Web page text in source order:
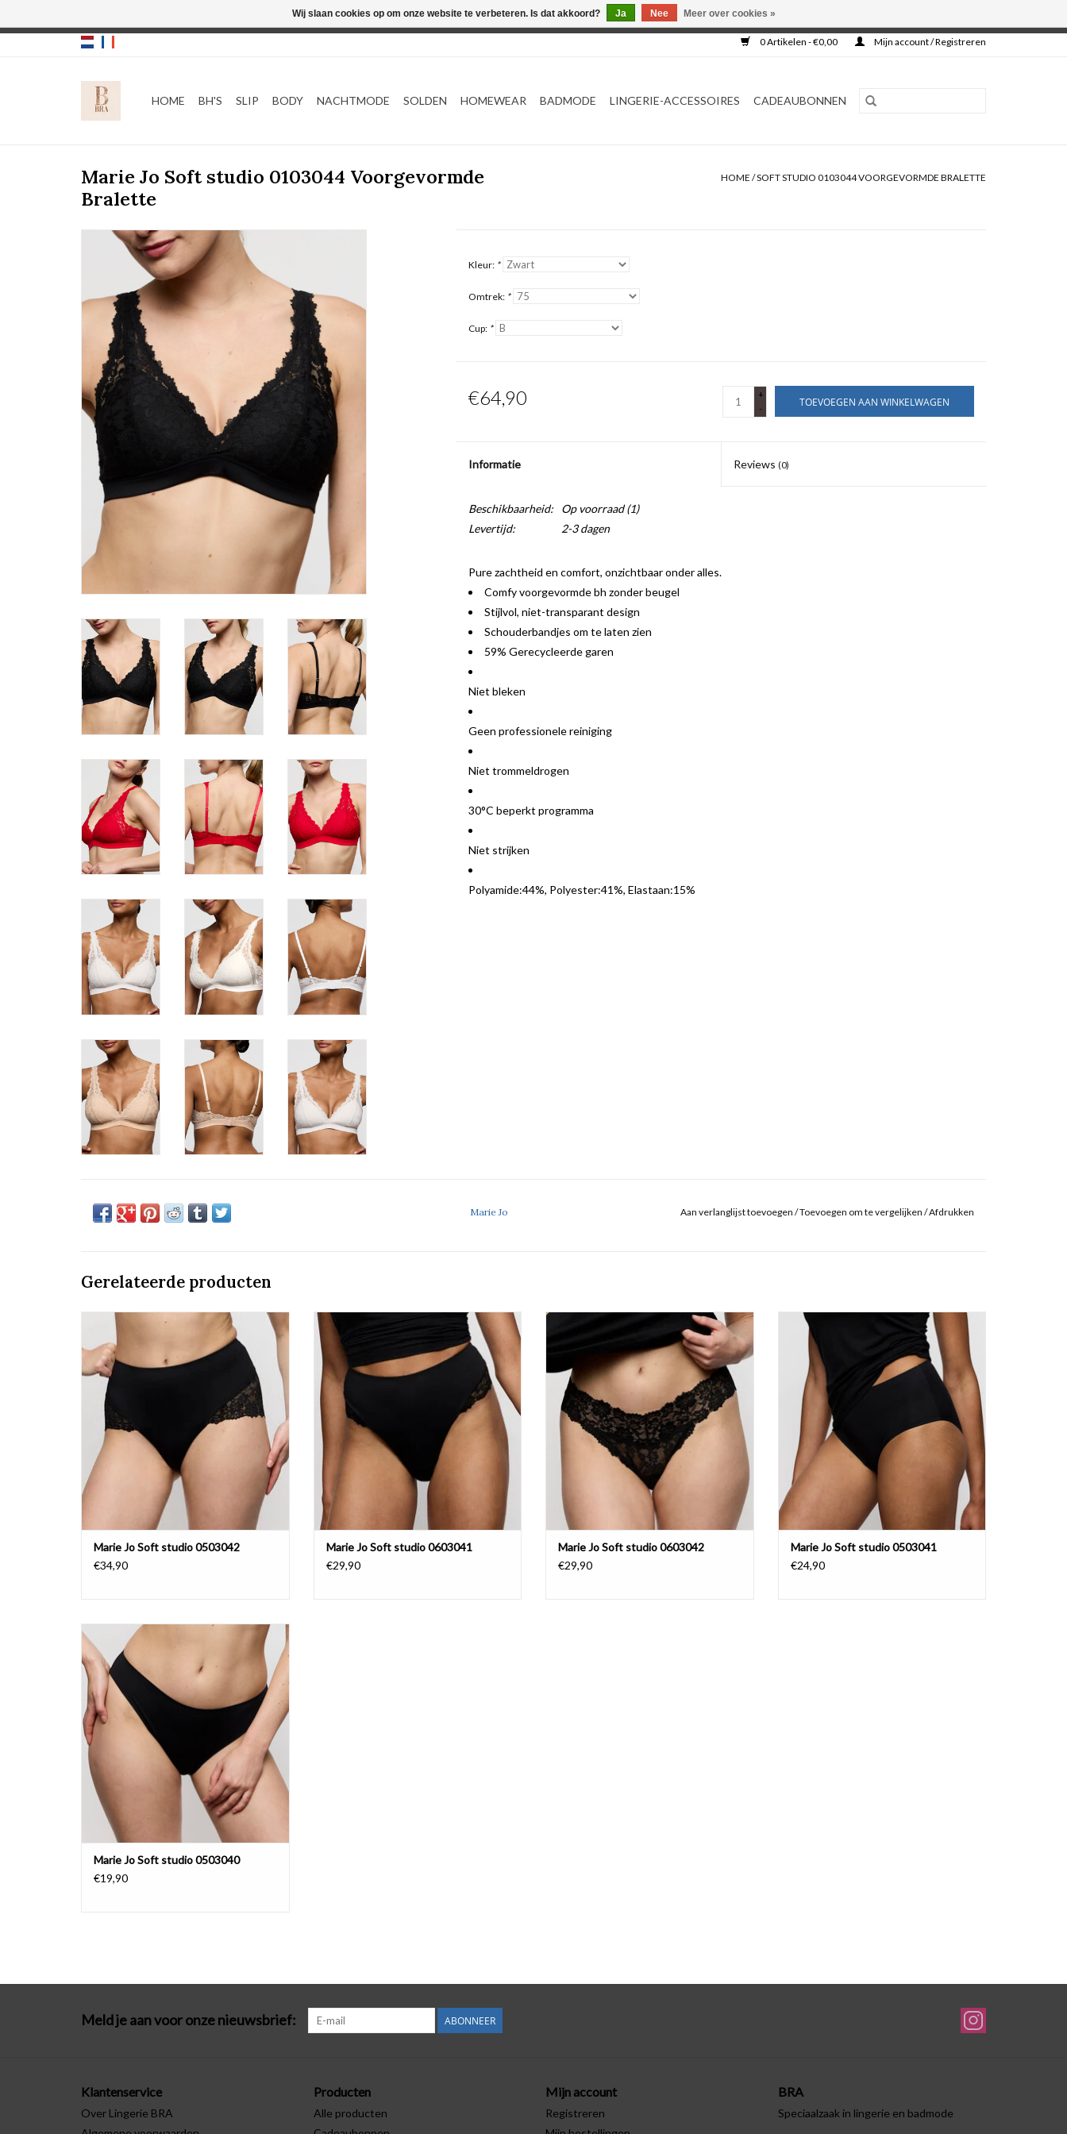
0 Artikelen - €0,00 Mijn account / Registreren
HOME BH'S SLIP BODY NACHTMODE SOLDEN HOMEWEAR BADMODE LINGERIE-ACCESSOIRES CADEAUBONNEN
Marie Jo Soft studio 0103044 Voorgevormde
Bralette
HOME /SOFT STUDIO 0103044 VOORGEVORMDE BRALETTE
Kleur: *
Omtrek: *
Cup: *
€64,90
+
-
TOEVOEGEN AAN WINKELWAGEN
Informatie Reviews (0)
Beschikbaarheid: Op voorraad(1)
Levertijd:
2-3 dagen
Pure zachtheid en comfort, onzichtbaar onder alles.
Comfy voorgevormde bh zonder beugel
Stijlvol, niet-transparant design
Schouderbandjes om te laten zien
59% Gerecycleerde garen
Niet bleken
Geen professionele reiniging
Niet trommeldrogen
30°C beperkt programma
Niet strijken
Polyamide:44%, Polyester:41%, Elastaan:15%
Marie Jo Aan verlanglijst toevoegen /Toevoegen om te vergelijken /Afdrukken
Gerelateerde producten
Gladmakende Tailleslip
Marie Jo Soft studio
TOEVOEGEN AAN WINKELWAGEN
Marie Jo Soft studio 0503042
€34,90
Marie Jo Soft studio
Marie Jo Soft studio 0603041
€29,90
Marie Jo Soft Studio
Marie Jo Soft studio 0603042
€29,90
Marie Jo Soft Studio
TOEVOEGEN AAN WINKELWAGEN
Marie Jo Soft studio 0503041
€24,90
TOEVOEGEN AAN WINKELWAGEN
Marie Jo Soft studio 0503040
€19,90
Meld je aan voor onze nieuwsbrief: ABONNEER
Klantenservice
Over Lingerie BRA
Producten
Alle producten
Mijn account
Registreren
BRA
Speciaalzaak in lingerie en badmode
Wij slaan cookies op om onze website te verbeteren. Is dat akkoord? Ja Nee Meer over cookies »
Webshop werkt met EU maten. .